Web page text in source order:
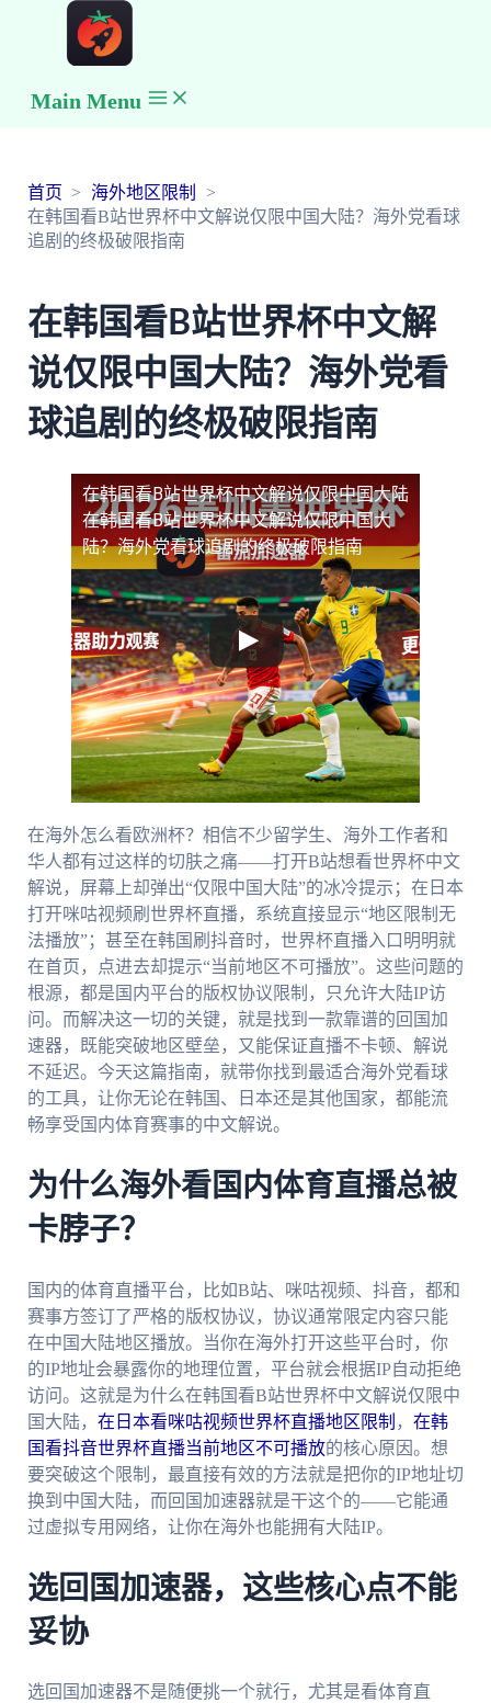
Main Menu
首页
海外地区限制
在韩国看B站世界杯中文解说仅限中国大陆？海外党看球
追剧的终极破限指南
在韩国看B站世界杯中文解
说仅限中国大陆？海外党看
球追剧的终极破限指南
在韩国看B站世界杯中文解说仅限中国大陆
在韩国看B站世界杯中文解说仅限中国大
陆？海外党看球追剧的终极破限指南
在海外怎么看欧洲杯？相信不少留学生、海外工作者和
华人都有过这样的切肤之痛——打开B站想看世界杯中文
解说，屏幕上却弹出“仅限中国大陆”的冰冷提示；在日本
打开咪咕视频刷世界杯直播，系统直接显示“地区限制无
法播放”；甚至在韩国刷抖音时，世界杯直播入口明明就
在首页，点进去却提示“当前地区不可播放”。这些问题的
根源，都是国内平台的版权协议限制，只允许大陆IP访
问。而解决这一切的关键，就是找到一款靠谱的回国加
速器，既能突破地区壁垒，又能保证直播不卡顿、解说
不延迟。今天这篇指南，就带你找到最适合海外党看球
的工具，让你无论在韩国、日本还是其他国家，都能流
畅享受国内体育赛事的中文解说。
为什么海外看国内体育直播总被
卡脖子？
国内的体育直播平台，比如B站、咪咕视频、抖音，都和
赛事方签订了严格的版权协议，协议通常限定内容只能
在中国大陆地区播放。当你在海外打开这些平台时，你
的IP地址会暴露你的地理位置，平台就会根据IP自动拒绝
访问。这就是为什么在韩国看B站世界杯中文解说仅限中
国大陆， 在日本看咪咕视频世界杯直播地区限制 ， 在韩
国看抖音世界杯直播当前地区不可播放的核心原因。想
要突破这个限制，最直接有效的方法就是把你的IP地址切
换到中国大陆，而回国加速器就是干这个的——它能通
过虚拟专用网络，让你在海外也能拥有大陆IP。
选回国加速器，这些核心点不能
妥协
选回国加速器不是随便挑一个就行，尤其是看体育直